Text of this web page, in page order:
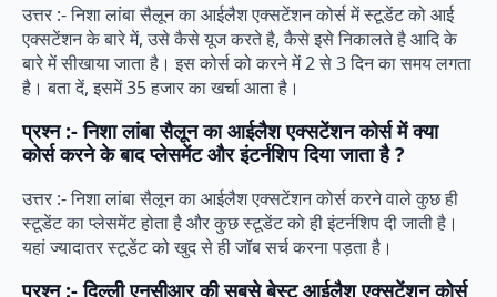
उत्तर :- निशा लांबा सैलून का आईलैश एक्सटेंशन कोर्स में स्टूडेंट को आई
एक्सटेंशन के बारे में, उसे कैसे यूज करते है, कैसे इसे निकालते है आदि के
बारे में सीखाया जाता है। इस कोर्स को करने में 2 से 3 दिन का समय लगता
है। बता दें, इसमें 35 हजार का खर्चा आता है।
प्रश्न :- निशा लांबा सैलून का आईलैश एक्सटेंशन कोर्स में क्या
कोर्स करने के बाद प्लेसमेंट और इंटर्नशिप दिया जाता है ?
उत्तर :- निशा लांबा सैलून का आईलैश एक्सटेंशन कोर्स करने वाले कुछ ही
स्टूडेंट का प्लेसमेंट होता है और कुछ स्टूडेंट को ही इंटर्नशिप दी जाती है।
यहां ज्यादातर स्टूडेंट को खुद से ही जॉब सर्च करना पड़ता है।
प्रश्न :- दिल्ली एनसीआर की सबसे बेस्ट आईलैश एक्सटेंशन कोर्स